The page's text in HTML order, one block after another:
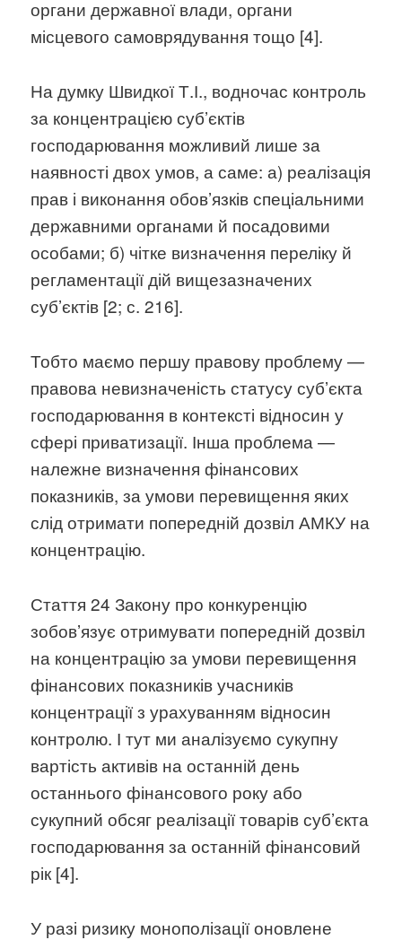
органи державної влади, органи
місцевого самоврядування тощо [4].
На думку Швидкої Т.І., водночас контроль
за концентрацією суб’єктів
господарювання можливий лише за
наявності двох умов, а саме: а) реалізація
прав і виконання обов’язків спеціальними
державними органами й посадовими
особами; б) чітке визначення переліку й
регламентації дій вищезазначених
суб’єктів [2; с. 216].
Тобто маємо першу правову проблему —
правова невизначеність статусу субʼєкта
господарювання в контексті відносин у
сфері приватизації. Інша проблема —
належне визначення фінансових
показників, за умови перевищення яких
слід отримати попередній дозвіл АМКУ на
концентрацію.
Стаття 24 Закону про конкуренцію
зобовʼязує отримувати попередній дозвіл
на концентрацію за умови перевищення
фінансових показників учасників
концентрації з урахуванням відносин
контролю. І тут ми аналізуємо сукупну
вартість активів на останній день
останнього фінансового року або
сукупний обсяг реалізації товарів суб’єкта
господарювання за останній фінансовий
рік [4].
У разі ризику монополізації оновлене